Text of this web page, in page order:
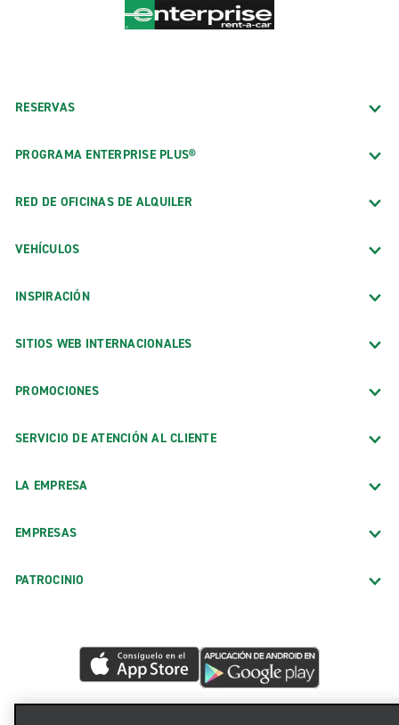
RESERVAS
PROGRAMA ENTERPRISE PLUS®
RED DE OFICINAS DE ALQUILER
VEHÍCULOS
INSPIRACIÓN
SITIOS WEB INTERNACIONALES
PROMOCIONES
SERVICIO DE ATENCIÓN AL CLIENTE
LA EMPRESA
EMPRESAS
PATROCINIO